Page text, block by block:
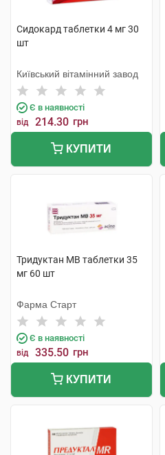
Сидокард таблетки 4 мг 30
шт
Київський вітамінний завод
Є в наявності
від 214.30 грн
КУПИТИ
Тридуктан МВ таблетки 35
мг 60 шт
Фарма Старт
Є в наявності
від 335.50 грн
КУПИТИ